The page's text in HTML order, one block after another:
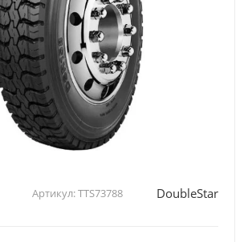
Артикул:TTS73788 DoubleStar